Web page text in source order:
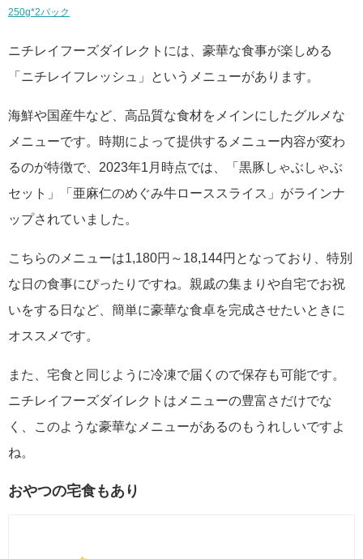
250g*2パック
ニチレイフーズダイレクトには、豪華な食事が楽しめる
「ニチレイフレッシュ」というメニューがあります。
海鮮や国産牛など、高品質な食材をメインにしたグルメな
メニューです。時期によって提供するメニュー内容が変わ
るのが特徴で、2023年1月時点では、「黒豚しゃぶしゃぶ
セット」「亜麻仁のめぐみ牛ローススライス」がラインナ
ップされていました。
こちらのメニューは1,180円～18,144円となっており、特別
な日の食事にぴったりですね。親戚の集まりや自宅でお祝
いをする日など、簡単に豪華な食卓を完成させたいときに
オススメです。
また、宅食と同じように冷凍で届くので保存も可能です。
ニチレイフーズダイレクトはメニューの豊富さだけでな
く、このような豪華なメニューがあるのもうれしいですよ
ね。
おやつの宅食もあり